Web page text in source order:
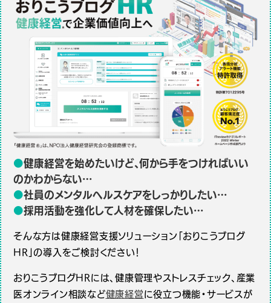
●健康経営を始めたいけど、何から手をつければいい
のかわからない…
●社員のメンタルヘルスケアをしっかりしたい…
●採用活動を強化して人材を確保したい…
そんな方は健康経営支援ソリューション「おりこうブログ
HR」の導入をご検討ください！
おりこうブログHRには、健康管理やストレスチェック、産業
医オンライン相談など健康経営 に役立つ機能・サービスが